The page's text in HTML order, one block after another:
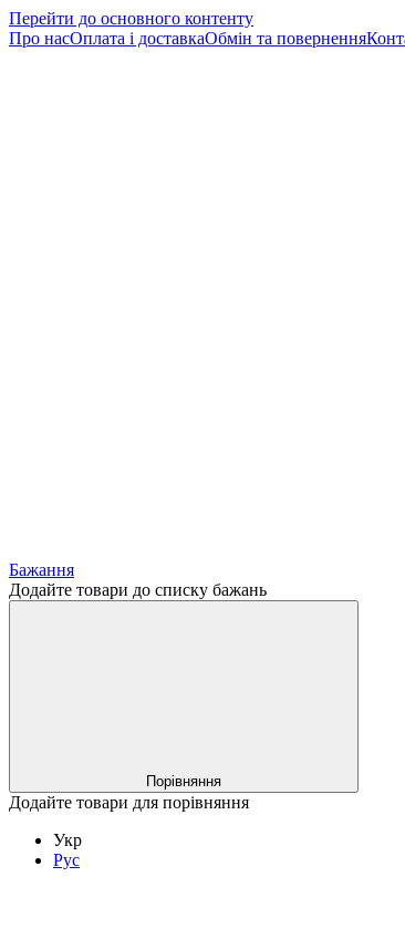
Перейти до основного контенту
Про насОплата і доставкаОбмін та повернення
Бажання
Додайте товари до списку бажань
Порівняння
Додайте товари для порівняння
Укр
Рус